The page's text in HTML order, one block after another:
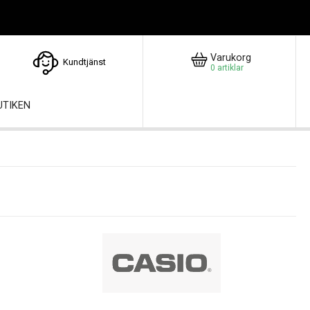
Kundtjänst Varukorg
0 artiklar